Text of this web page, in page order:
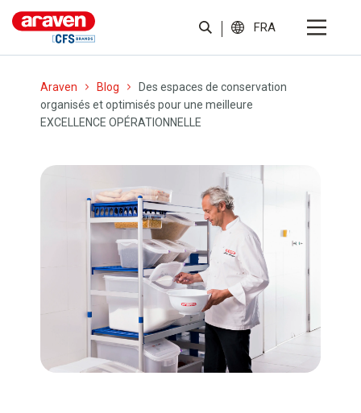
FRA
Araven Blog
Des espaces de conservation
organisés et optimisés pour une meilleure
EXCELLENCE OPÉRATIONNELLE